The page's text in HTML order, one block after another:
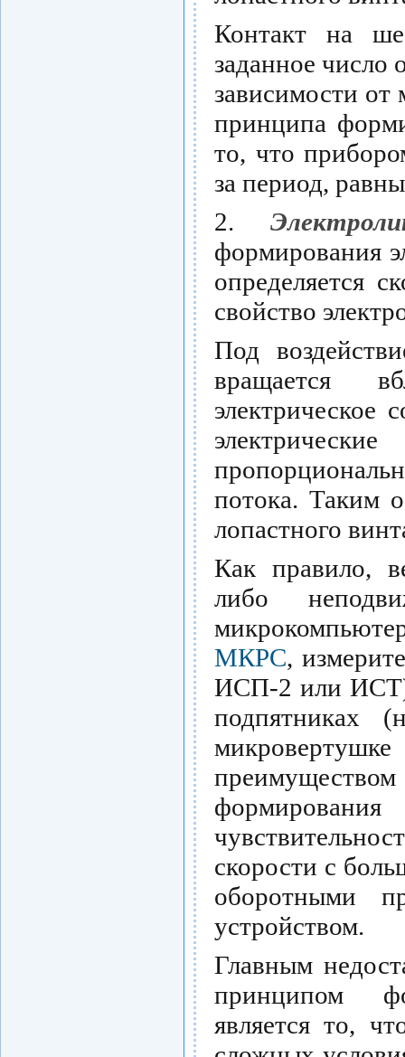
Контакт на
заданное число
зависимости от
принципа
то, что
за период,
2.
формирования
определяется
свойство
Под
вращается
электрическое
потока. Таким
лопастного
Как правило,
либо
МКРС,
ИСП-2 или
подпятниках
скорости с
оборотными
устройством.
Главным
принципом
является то,